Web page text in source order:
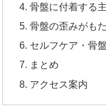
骨盤に付着する
骨盤の歪みがも
セルフケア・骨
まとめ
アクセス案内